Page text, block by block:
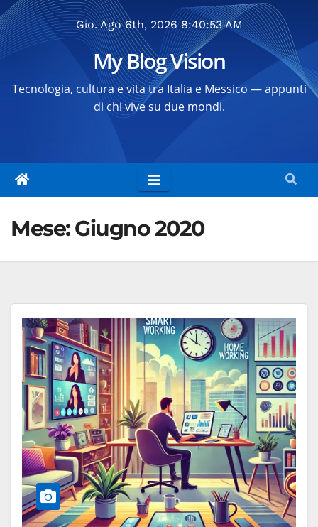
Salta
al
contenuto
Gio. Ago 6th, 20268:40:53 AM
My Blog Vision
Tecnologia, cultura e vita tra Italia e Messico — appunti
di chi vive su due mondi.
Mese:Giugno 2020